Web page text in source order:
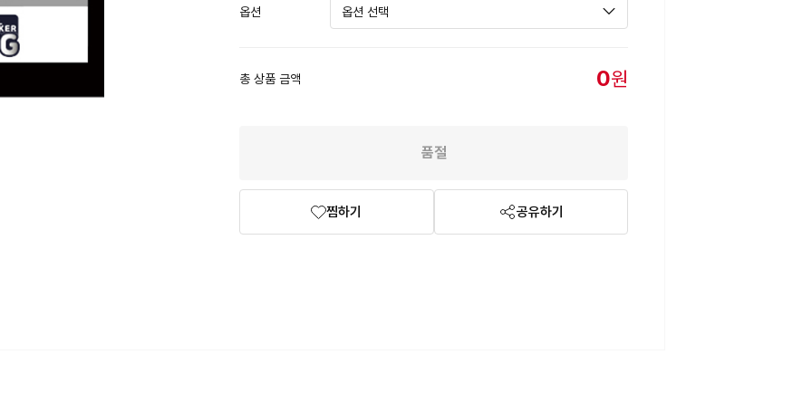
옵션
총 상품 금액 0원
품절
찜하기 공유하기